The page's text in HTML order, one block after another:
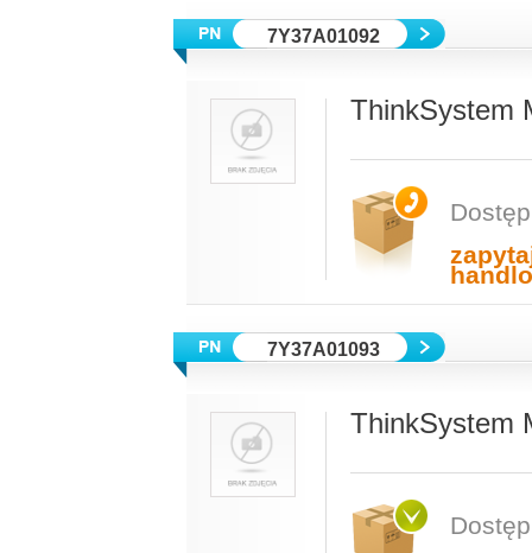
7Y37A01092
ThinkSystem
7Y37A01093
ThinkSystem